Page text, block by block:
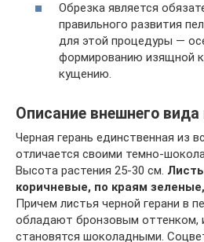
Обрезка является
правильного развития
для этой процедуры —
формированию изящной
кущению.
Описание внешнего
Черная герань единственная из
отличается своими темно-
Высота растения 25-30 см.
коричневые, по краям
Причем листья черной герани в
обладают бронзовым оттенком,
становятся шоколадными.